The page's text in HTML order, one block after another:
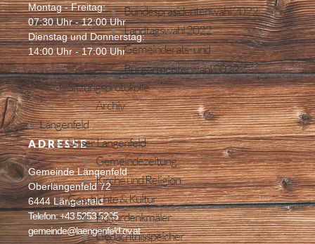
Bundespräsidentenwahl 2022
Landtagswahl 2022
Gemeinderats- und
Bürgermeisterwahl 2022
Sitzungsprotokolle
Archiv
Längenfeld
Unser Längenfeld
Gemeindezeitung
Kirche und Religion
Geschichte & Kultur
Kulturdenkmäler
Gedächtnisspeicher
Montag - Freitag:
07:30 Uhr - 12:00 Uhr
Dienstag und Donnerstag:
14:00 Uhr - 17:00 Uhr
ADRESSE
Gemeinde Längenfeld
Oberlängenfeld 72
6444 Längenfeld
Telefon: +43 5253 5205
gemeinde@laengenfeld.gv.at